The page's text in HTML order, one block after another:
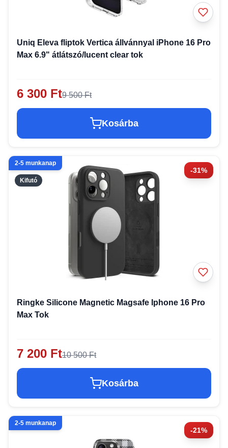
Uniq Eleva fliptok Vertica állvánnyal iPhone 16 Pro
Max 6.9" átlátszó/lucent clear tok
6 300 Ft9 500 Ft
Kosárba
Kifutó
-31%
2-5 munkanap
Ringke Silicone Magnetic Magsafe Iphone 16 Pro
Max Tok
7 200 Ft10 500 Ft
Kosárba
-21%
2-5 munkanap